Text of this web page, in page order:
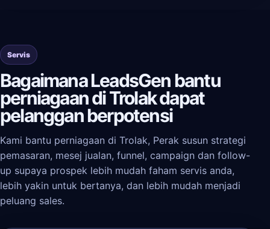
Servis
Bagaimana LeadsGen bantu
perniagaan di Trolak dapat
pelanggan berpotensi
Kami bantu perniagaan di Trolak, Perak susun strategi
pemasaran, mesej jualan, funnel, campaign dan follow-
up supaya prospek lebih mudah faham servis anda,
lebih yakin untuk bertanya, dan lebih mudah menjadi
peluang sales.